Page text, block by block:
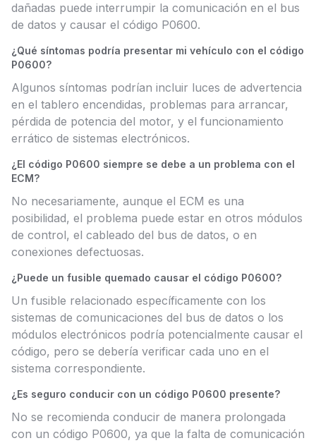
dañadas puede interrumpir la comunicación en el bus
de datos y causar el código P0600.
¿Qué síntomas podría presentar mi vehículo con el código
P0600?
Algunos síntomas podrían incluir luces de advertencia
en el tablero encendidas, problemas para arrancar,
pérdida de potencia del motor, y el funcionamiento
errático de sistemas electrónicos.
¿El código P0600 siempre se debe a un problema con el
ECM?
No necesariamente, aunque el ECM es una
posibilidad, el problema puede estar en otros módulos
de control, el cableado del bus de datos, o en
conexiones defectuosas.
¿Puede un fusible quemado causar el código P0600?
Un fusible relacionado específicamente con los
sistemas de comunicaciones del bus de datos o los
módulos electrónicos podría potencialmente causar el
código, pero se debería verificar cada uno en el
sistema correspondiente.
¿Es seguro conducir con un código P0600 presente?
No se recomienda conducir de manera prolongada
con un código P0600, ya que la falta de comunicación